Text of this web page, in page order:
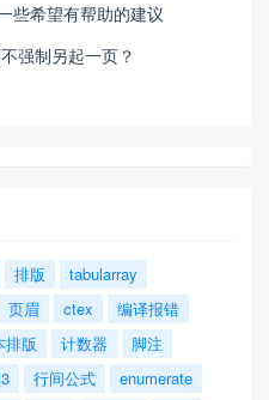
些希望有帮助的建议
强制另起一页？
排版
tabularray
页眉 ctex
编译报错
排版 计数器
脚注
行间公式
enumerate